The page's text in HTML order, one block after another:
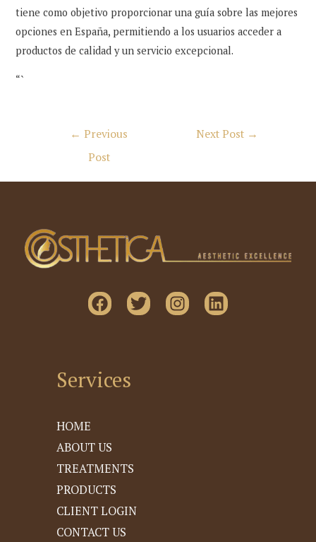
tiene como objetivo proporcionar una guía sobre las mejores
opciones en España, permitiendo a los usuarios acceder a
productos de calidad y un servicio excepcional.
“`
← Previous
Post
Next Post →
Services
HOME
ABOUT US
TREATMENTS
PRODUCTS
CLIENT LOGIN
CONTACT US